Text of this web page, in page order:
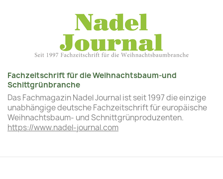
Fachzeitschrift für die Weihnachtsbaum-und
Schittgrünbranche
Das Fachmagazin Nadel Journal ist seit 1997 die einzige
unabhängige deutsche Fachzeitschrift für europäische
Weihnachtsbaum- und Schnittgrünproduzenten.
https://www.nadel-journal.com